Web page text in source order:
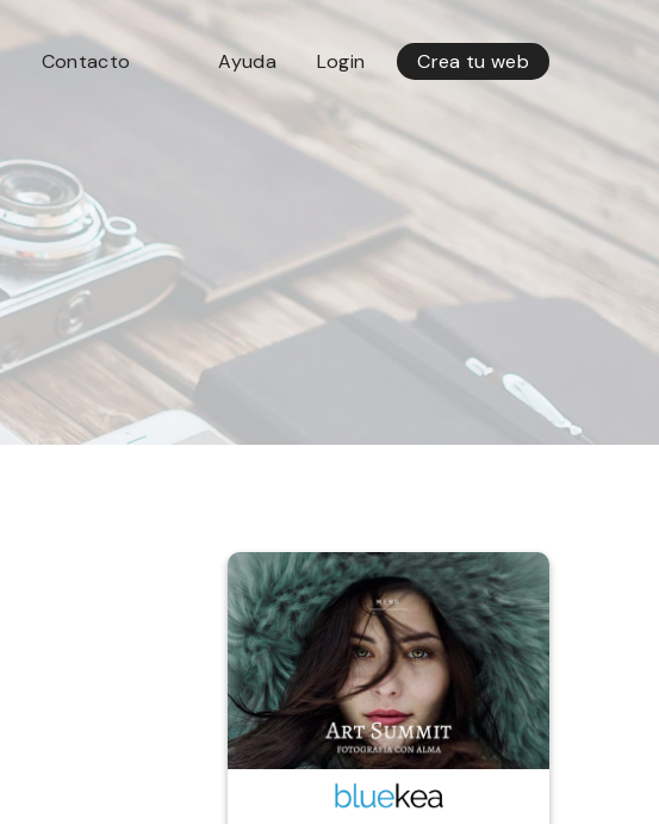
Contacto Ayuda Login Crea tu web